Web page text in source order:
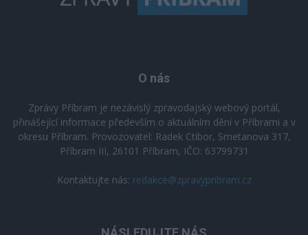
O nás
Zprávy Příbram je nezávislý zpravodajský webový portál,
přinášející informace především o aktuálním dění v Příbrami a v
okresu Příbram. Provozovatel: Radek Ctibor, Smetanova 317,
Příbram III, 26101 Příbram, IČO: 63799731
Kontaktujte nás: redakce@zpravypribram.cz